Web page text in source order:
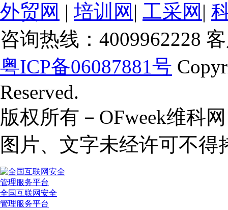
外贸网 | 培训网 | 工采网 |
咨询热线：4009962228
粤ICP备06087881号
Reserved.
版权所有－OFweek维科
图片、文字未经许可不得
全国互联网安全
管理服务平台